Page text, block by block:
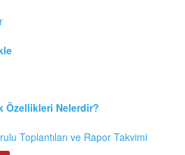
Özellikleri Nelerdir?
Toplantıları ve Rapor Takvimi